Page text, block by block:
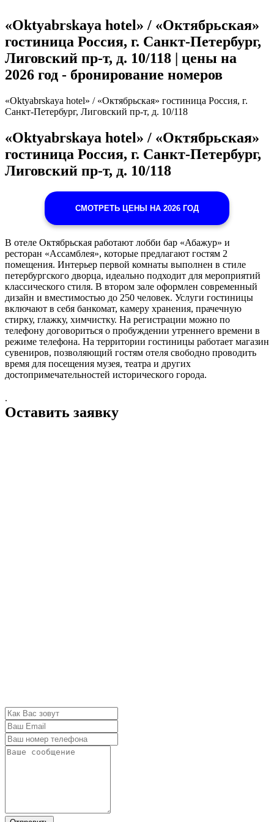
«Oktyabrskaya hotel» / «Октябрьская»
гостиница Россия, г. Санкт-Петербург,
Лиговский пр-т, д. 10/118 | цены на
2026 год - бронирование номеров
«Oktyabrskaya hotel» / «Октябрьская» гостиница Россия, г.
Санкт-Петербург, Лиговский пр-т, д. 10/118
«Oktyabrskaya hotel» / «Октябрьская»
гостиница Россия, г. Санкт-Петербург,
Лиговский пр-т, д. 10/118
СМОТРЕТЬ ЦЕНЫ НА 2026 ГОД
В отеле Октябрьская работают лобби бар «Абажур» и
ресторан «Ассамблея», которые предлагают гостям 2
помещения. Интерьер первой комнаты выполнен в стиле
петербургского дворца, идеально подходит для мероприятий
классического стиля. В втором зале оформлен современный
дизайн и вместимостью до 250 человек. Услуги гостиницы
включают в себя банкомат, камеру хранения, прачечную
стирку, глажку, химчистку. На регистрации можно по
телефону договориться о пробуждении утреннего времени в
режиме телефона. На территории гостиницы работает магазин
сувениров, позволяющий гостям отеля свободно проводить
время для посещения музея, театра и других
достопримечательностей исторического города.
.
Оставить заявку